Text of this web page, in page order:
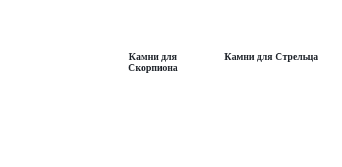
Камни для
Скорпиона
Камни для Стрельца